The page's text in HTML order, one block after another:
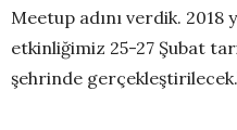
Meetup adını verdik. 2018
etkinliğimiz 25-27 Şubat
şehrinde